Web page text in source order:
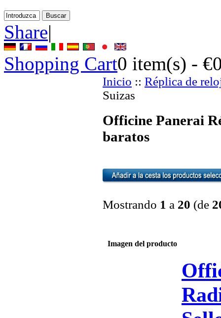
Share|
Shopping Cart0 item(s) -
Inicio :: Réplica de
Suizas
Officine Panerai
baratos
Mostrando 1 a 20 (de
Imagen del producto